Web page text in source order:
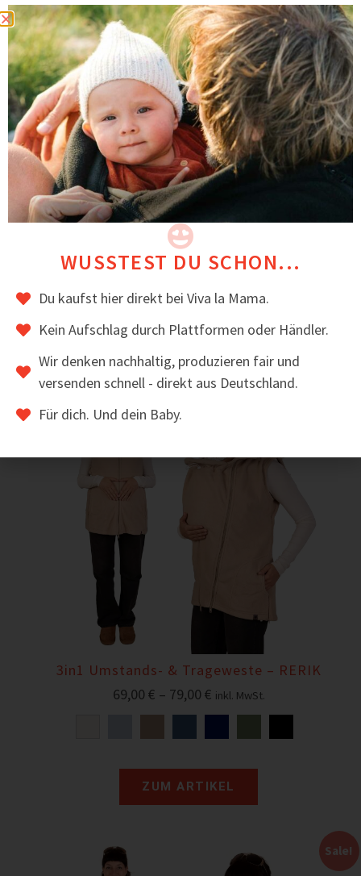
Die Weite des Einsatzes kann am Nacken
eingestellt werden – so passt du die Jacke auf
die Größe deines Kindes an
Ohne Trageeinsatz hast du eine gemütliche
Freizeitjacke
Eine kuschelige Jacke für den Übergang
Ideal für trockenes Frühlings- und
Herbstwetter
Im Winter auch zum Drunterziehen geeignet
Hochwertig verarbeitet
Original Viva la Mama Herzplakette auf der
Brust
Handgenäht mit
in der EU,
Das könnte dir auch gefallen
3in1 Umstands- & Trageweste – RERIK
69,00 € – 79,00 € inkl. MwSt.
ZUM ARTIKEL
Sale!
WUSSTEST DU SCHON...
Du kaufst hier direkt bei Viva la Mama.
Kein Aufschlag durch Plattformen oder Händler.
Wir denken nachhaltig, produzieren fair und
versenden schnell - direkt aus Deutschland.
Für dich. Und dein Baby.